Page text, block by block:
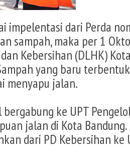
impelentasi dari Perda
sampah, maka per 1
Kebersihan (DLHK)
yang baru
menyapu jalan.
ke UPT
jalan di Kota
dari PD Kebersihan ke